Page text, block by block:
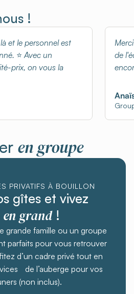
!
et le personnel est
⭐️ Avec un
prix, on vous la
de
en groupe
PRIVATIFS À BOUILLON
gîtes et vivez
en grand!
grande famille ou un groupe
parfaits pour vous retrouver
d’un cadre privé tout en
de l’auberge pour vos
(non inclus).